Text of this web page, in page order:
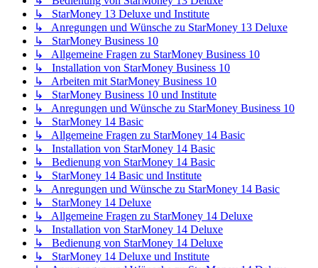
↳ StarMoney 13 Deluxe und Institute
↳ Anregungen und Wünsche zu StarMoney 13 Deluxe
↳ StarMoney Business 10
↳ Allgemeine Fragen zu StarMoney Business 10
↳ Installation von StarMoney Business 10
↳ Arbeiten mit StarMoney Business 10
↳ StarMoney Business 10 und Institute
↳ Anregungen und Wünsche zu StarMoney Business 10
↳ StarMoney 14 Basic
↳ Allgemeine Fragen zu StarMoney 14 Basic
↳ Installation von StarMoney 14 Basic
↳ Bedienung von StarMoney 14 Basic
↳ StarMoney 14 Basic und Institute
↳ Anregungen und Wünsche zu StarMoney 14 Basic
↳ StarMoney 14 Deluxe
↳ Allgemeine Fragen zu StarMoney 14 Deluxe
↳ Installation von StarMoney 14 Deluxe
↳ Bedienung von StarMoney 14 Deluxe
↳ StarMoney 14 Deluxe und Institute